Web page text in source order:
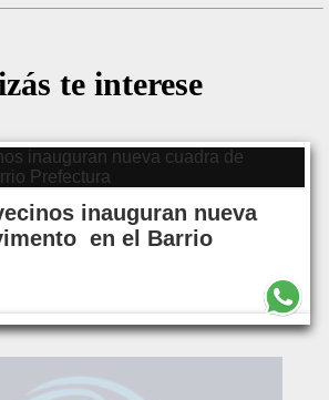
te interese
inauguran nueva
en el Barrio